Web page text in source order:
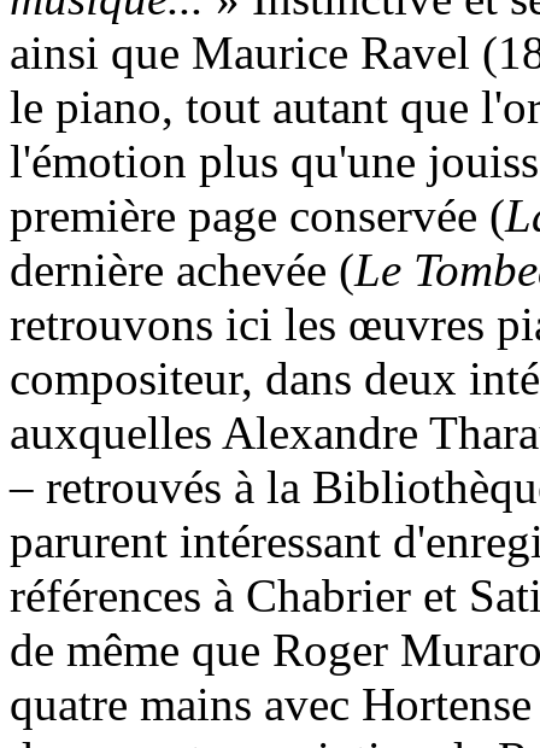
ainsi que Maurice Ravel
le piano, tout autant que
l'émotion plus qu'une
première page conservée (
dernière achevée (Le
retrouvons ici les œuvres
compositeur, dans deux
auxquelles Alexandre
– retrouvés à la
parurent intéressant
références à Chabrier et
de même que Roger
quatre mains avec